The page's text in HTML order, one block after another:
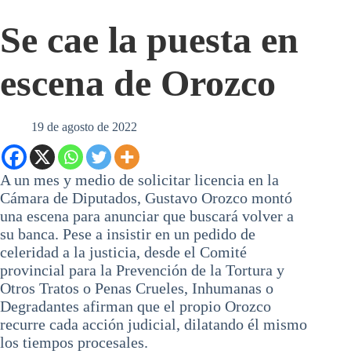
Se cae la puesta en
escena de Orozco
19 de agosto de 2022
A un mes y medio de solicitar licencia en la
Cámara de Diputados, Gustavo Orozco montó
una escena para anunciar que buscará volver a
su banca. Pese a insistir en un pedido de
celeridad a la justicia, desde el Comité
provincial para la Prevención de la Tortura y
Otros Tratos o Penas Crueles, Inhumanas o
Degradantes afirman que el propio Orozco
recurre cada acción judicial, dilatando él mismo
los tiempos procesales.